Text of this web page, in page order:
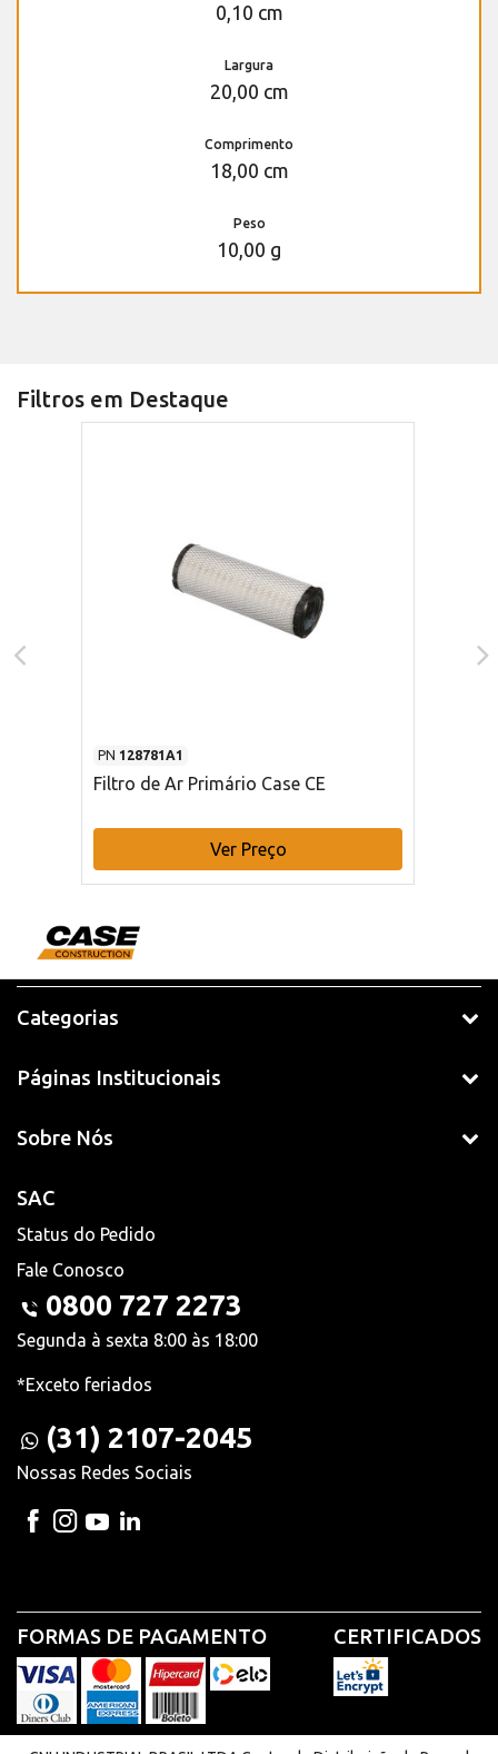
0,10 cm
Largura
20,00 cm
Comprimento
18,00 cm
Peso
10,00 g
Filtros em Destaque
PN 128781A1
Filtro de Ar Primário Case CE
Ver Preço
Categorias
Páginas Institucionais
Sobre Nós
SAC
Status do Pedido
Fale Conosco
0800 727 2273
Segunda à sexta 8:00 às 18:00
*Exceto feriados
(31) 2107-2045
Nossas Redes Sociais
FORMAS DE PAGAMENTO CERTIFICADOS